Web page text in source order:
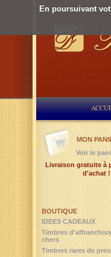
En poursuivant
BOUTIQUE
IDEES CADEAUX
Timbres
chers
Timbres rares de
MON
Voir le
Livraison gratuite à
d'achat !